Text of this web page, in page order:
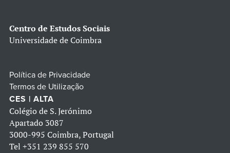
Centro de Estudos Sociais
Universidade de Coimbra
Política de Privacidade
Termos de Utilização
CES | ALTA
Colégio de S. Jerónimo
Apartado 3087
3000-995 Coimbra, Portugal
Tel +351 239 855 570